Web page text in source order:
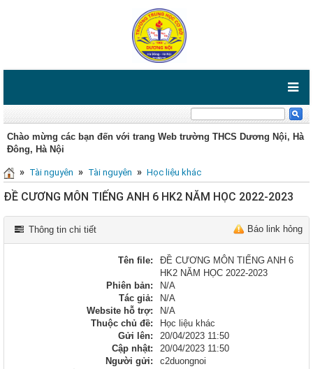
Chào mừng các bạn đến với trang Web trường THCS Dương Nội, Hà
Đông, Hà Nội
» Tài nguyên » Tài nguyên » Học liệu khác
ĐỀ CƯƠNG MÔN TIẾNG ANH 6 HK2 NĂM HỌC 2022-2023
Báo link hỏng
Thông tin chi tiết
Tên file:
ĐỀ CƯƠNG MÔN TIẾNG ANH 6
HK2 NĂM HỌC 2022-2023
Phiên bản:
N/A
Tác giả:
N/A
Website hỗ trợ:
N/A
Thuộc chủ đề:
Học liệu khác
Gửi lên:
20/04/2023 11:50
Cập nhật:
20/04/2023 11:50
Người gửi:
c2duongnoi